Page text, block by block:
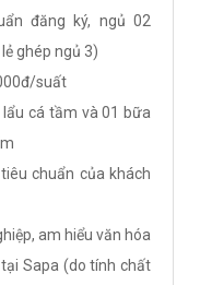
đăng ký, ngủ 02
ghép ngủ 3)
suất
cá tầm và 01 bữa
chuẩn của khách
am hiểu văn hóa
Sapa (do tính chất